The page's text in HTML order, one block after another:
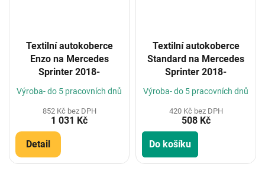
Textilní autokoberce
Enzo na Mercedes
Sprinter 2018-
Výroba- do 5 pracovních dnů
852 Kč bez DPH
1 031 Kč
Detail
Textilní autokoberce
Standard na Mercedes
Sprinter 2018-
Výroba- do 5 pracovních dnů
420 Kč bez DPH
508 Kč
Do košíku